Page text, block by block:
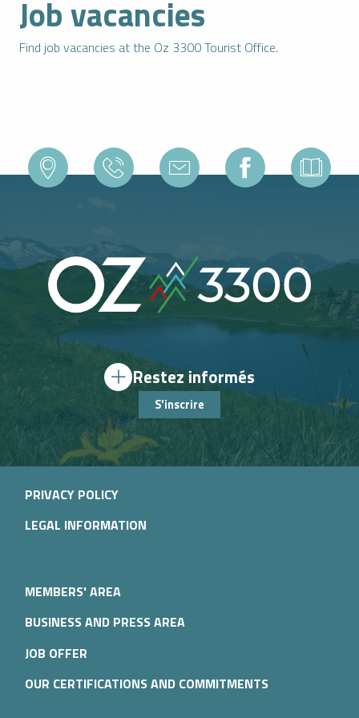
Job vacancies
Find job vacancies at the Oz 3300 Tourist Office.
Restez informés
S'inscrire
PRIVACY POLICY
LEGAL INFORMATION
MEMBERS' AREA
BUSINESS AND PRESS AREA
JOB OFFER
OUR CERTIFICATIONS AND COMMITMENTS